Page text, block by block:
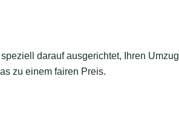
darauf ausgerichtet, Ihren Umzug
zu einem fairen Preis.